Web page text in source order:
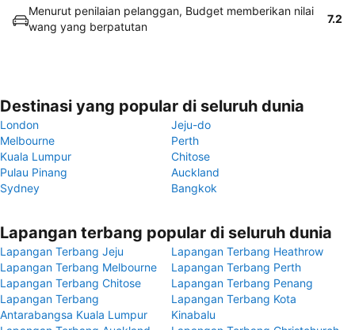
Menurut penilaian pelanggan, Budget memberikan nilai
wang yang berpatutan
7.2
Destinasi yang popular di seluruh dunia
London
Jeju-do
Melbourne
Perth
Kuala Lumpur
Chitose
Pulau Pinang
Auckland
Sydney
Bangkok
Lapangan terbang popular di seluruh dunia
Lapangan Terbang Jeju
Lapangan Terbang Heathrow
Lapangan Terbang Melbourne
Lapangan Terbang Perth
Lapangan Terbang Chitose
Lapangan Terbang Penang
Lapangan Terbang
Antarabangsa Kuala Lumpur
Lapangan Terbang Kota
Kinabalu